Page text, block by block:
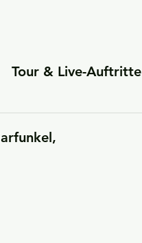
Tour & Live-Auftritte